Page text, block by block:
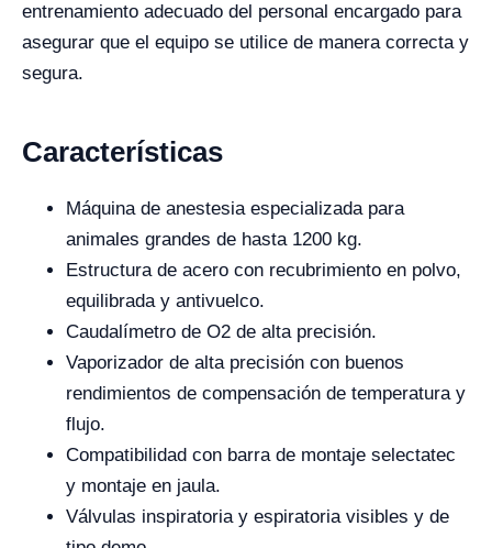
entrenamiento adecuado del personal encargado para
asegurar que el equipo se utilice de manera correcta y
segura.
Características
Máquina de anestesia especializada para
animales grandes de hasta 1200 kg.
Estructura de acero con recubrimiento en polvo,
equilibrada y antivuelco.
Caudalímetro de O2 de alta precisión.
Vaporizador de alta precisión con buenos
rendimientos de compensación de temperatura y
flujo.
Compatibilidad con barra de montaje selectatec
y montaje en jaula.
Válvulas inspiratoria y espiratoria visibles y de